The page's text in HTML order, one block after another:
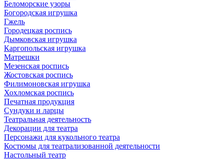
Беломорские узоры
Богородская игрушка
Гжель
Городецкая роспись
Дымковская игрушка
Каргопольская игрушка
Матрешки
Мезенская роспись
Жостовская роспись
Филимоновская игрушка
Хохломская роспись
Печатная продукция
Сундуки и ларцы
Театральная деятельность
Декорации для театра
Персонажи для кукольного театра
Костюмы для театрализованной деятельности
Настольный театр